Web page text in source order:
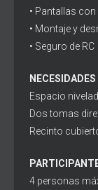
• Pantallas
• Montaje y
• Seguro de RC
Espacio
Dos tomas
Recinto
4 personas